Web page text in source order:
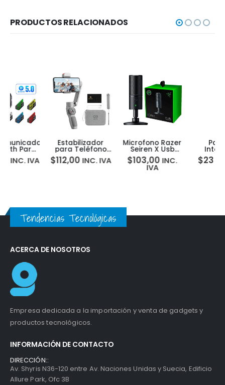
PRODUCTOS RELACIONADOS
Estabilizador
para Teléfono
Celular Zhiyun
Smooth Q3
$112,00 INC. IVA
Microfono Razer
Seiren X Usb
Supercardioid
Condensador
$103,00 INC.
Pantalla
Inteligente
Amazon Alexa
Echo Show 8
$235,00 INC.
Tendencias Tecnológicas
ACERCA DE NOSOTROS
Empresa dedicada a la importación y venta de gadgets y
productos tecnológicos.
INFORMACIÓN DE CONTACTO
DIRECCIÓN::
Av. Shyris N36-120 entre Av. Naciones Unidas y Suecia, Edificio
Allure Park, Ofc 3B